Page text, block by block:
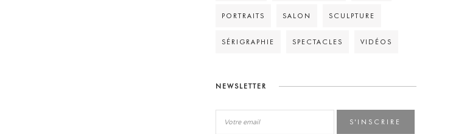
PORTRAITS SALON SCULPTURE
SÉRIGRAPHIE SPECTACLES VIDÉOS
NEWSLETTER
S'INSCRIRE